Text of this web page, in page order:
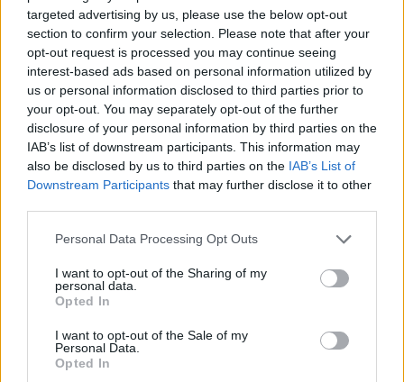
targeted advertising by us, please use the below opt-out
section to confirm your selection. Please note that after your
opt-out request is processed you may continue seeing
interest-based ads based on personal information utilized by
us or personal information disclosed to third parties prior to
your opt-out. You may separately opt-out of the further
disclosure of your personal information by third parties on the
IAB’s list of downstream participants. This information may
also be disclosed by us to third parties on the IAB’s List of
Downstream Participants that may further disclose it to other
Personal Data Processing Opt Outs
I want to opt-out of the Sharing of my
personal data.
Opted In
I want to opt-out of the Sale of my
Personal Data.
Opted In
Foto: GD Chaves
Artigo anterior
AFVR: GD Vilar de Perdizes
vence jogo antecipado e sobe
ao quinto lugar da tabela
Próximo artigo
Futsal: Valpaços, Amigos de
Cerva e Mogadouro
Portugal